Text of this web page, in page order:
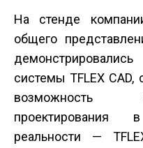
На стенде
общего
системы T­FLEX CAD,
возможность
проектирования
реальности —